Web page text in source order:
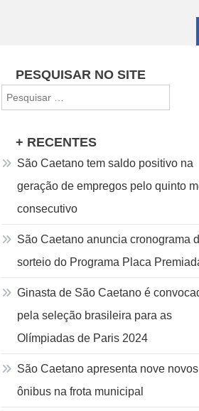
PESQUISAR NO SITE
por:
+ RECENTES
São Caetano tem saldo positivo na
geração de empregos pelo quinto
consecutivo
São Caetano anuncia cronograma
sorteio do Programa Placa
Ginasta de São Caetano é
pela seleção brasileira para as
Olímpiadas de Paris 2024
São Caetano apresenta nove novos
ônibus na frota municipal